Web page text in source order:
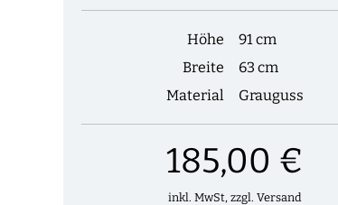
Höhe
91 cm
Breite
63 cm
Material
Grauguss
185,00 €
inkl. MwSt, zzgl. Versand